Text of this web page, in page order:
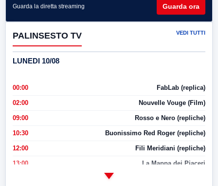
Guarda la diretta streaming Guarda ora
PALINSESTO TV VEDI TUTTI
LUNEDI 10/08
00:00 FabLab (replica)
02:00 Nouvelle Vouge (Film)
09:00 Rosso e Nero (repliche)
10:30 Buonissimo Red Roger (repliche)
12:00 Fili Meridiani (repliche)
13:00 La Mappa dei Piaceri